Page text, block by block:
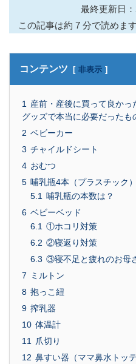
最終更新日
この記事は約 7 分で読めます
コンテンツ 非表示
1 産前・産後に買って良か
グッズで本当に必要だったも
2 ベビーカー
3 チャイルドシート
4 おむつ
5 哺乳瓶4本（プラスチック）
5.1 哺乳瓶の本数は？
6 ベビーベッド
6.1 ①ホコリ対策
6.2 ②寝返り対策
6.3 ③寝不足と疲れのお母
7
ミルトン
8 抱っこ紐
9 搾乳器
10 体温計
11 爪切り
12 鼻すい器（ママ鼻水トッテ